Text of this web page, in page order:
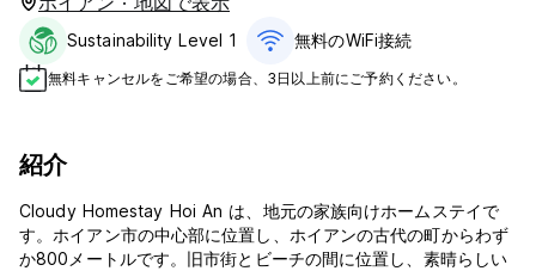
Sustainability Level 1 無料のWiFi接続
無料キャンセルをご希望の場合、3日以上前にご予約ください。
紹介
Cloudy Homestay Hoi An は、地元の家族向けホームステイで
す。ホイアン市の中心部に位置し、ホイアンの古代の町からわず
か800メートルです。旧市街とビーチの間に位置し、素晴らしい